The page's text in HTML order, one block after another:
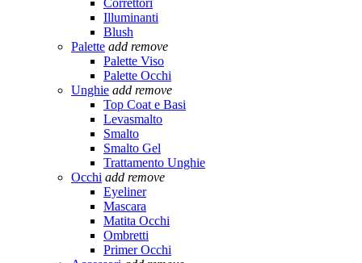
Correttori
Illuminanti
Blush
Palette add remove
Palette Viso
Palette Occhi
Unghie add remove
Top Coat e Basi
Levasmalto
Smalto
Smalto Gel
Trattamento Unghie
Occhi add remove
Eyeliner
Mascara
Matita Occhi
Ombretti
Primer Occhi